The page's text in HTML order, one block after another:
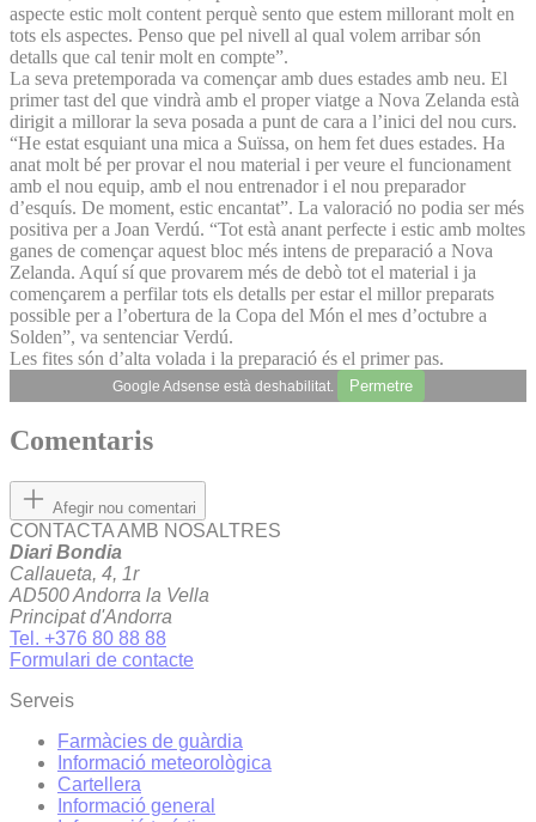
aspecte estic molt content perquè sento que estem millorant molt en
tots els aspectes. Penso que pel nivell al qual volem arribar són
detalls que cal tenir molt en compte”.
La seva pretemporada va començar amb dues estades amb neu. El
primer tast del que vindrà amb el proper viatge a Nova Zelanda està
dirigit a millorar la seva posada a punt de cara a l’inici del nou curs.
“He estat esquiant una mica a Suïssa, on hem fet dues estades. Ha
anat molt bé per provar el nou material i per veure el funcionament
amb el nou equip, amb el nou entrenador i el nou preparador
d’esquís. De moment, estic encantat”. La valoració no podia ser més
positiva per a Joan Verdú. “Tot està anant perfecte i estic amb moltes
ganes de començar aquest bloc més intens de preparació a Nova
Zelanda. Aquí sí que provarem més de debò tot el material i ja
començarem a perfilar tots els detalls per estar el millor preparats
possible per a l’obertura de la Copa del Món el mes d’octubre a
Solden”, va sentenciar Verdú.
Les fites són d’alta volada i la preparació és el primer pas.
Google Adsense està deshabilitat. Permetre
Comentaris
Afegir nou comentari
CONTACTA AMB NOSALTRES
Diari Bondia
Callaueta, 4, 1r
AD500 Andorra la Vella
Principat d'Andorra
Tel. +376 80 88 88
Formulari de contacte
Serveis
Farmàcies de guàrdia
Informació meteorològica
Cartellera
Informació general